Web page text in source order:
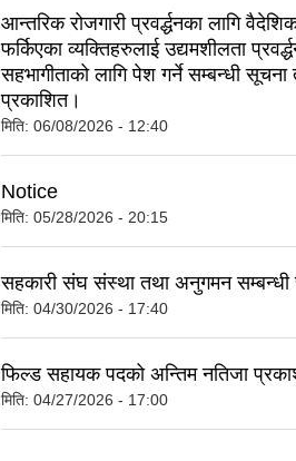
आन्तरिक रोजगारी प्रवर्द्धनका लागि
फर्किएका व्यक्तिहरुलाई उद्यमशीलता
सहभागीताको लागि पेश गर्ने सम्बन्धी
प्रकाशित।
मिति: 06/08/2026 - 12:40
Notice
मिति: 05/28/2026 - 20:15
सहकारी संघ संस्था तथा अनुगमन सम्बन्धी
मिति: 04/30/2026 - 17:40
फिल्ड सहायक पदको अन्तिम नतिजा
मिति: 04/27/2026 - 17:00